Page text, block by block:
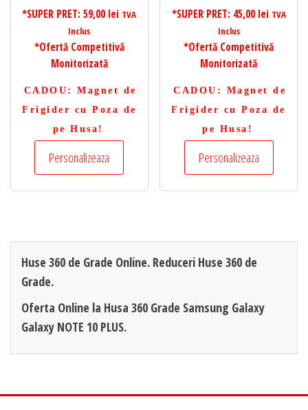
*SUPER PRET:59,00 lei TVA
Inclus
*Ofertă Competitivă
Monitorizată
CADOU : Magnet de
Frigider cu Poza de
pe Husa!
Personalizeaza
*SUPER PRET: 45,00 lei TVA
Inclus
*Ofertă Competitivă
Monitorizată
CADOU : Magnet de
Frigider cu Poza de
pe Husa!
Personalizeaza
Huse 360 de Grade Online. Reduceri Huse 360 de
Grade.
Oferta Online la Husa 360 Grade Samsung Galaxy
Galaxy NOTE 10 PLUS.